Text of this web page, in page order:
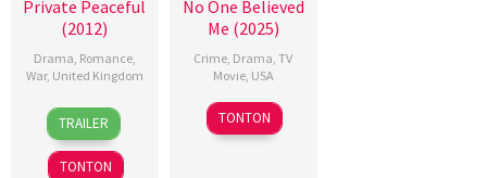
Private Peaceful
(2012)
Drama, Romance,
War, United Kingdom
12
Oct
2012
Pat
O'Connor
TRAILER
TONTON
No One Believed
Me (2025)
Crime, Drama,TV
Movie, USA
21
Sep
Dave
Thomas
TONTON